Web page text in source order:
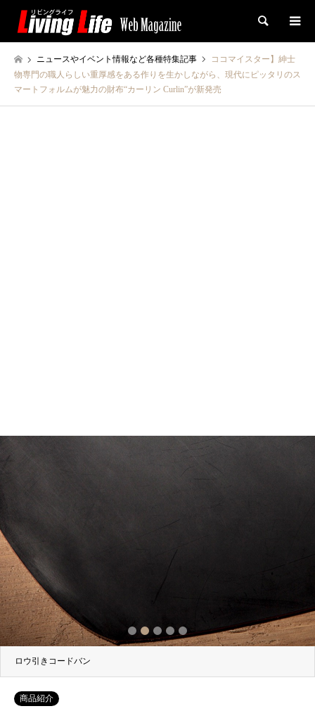
検索
ニュースやイベント情報など各種特集記事
ココマイスター】紳士
物専門の職人らしい重厚感をある作りを生かしながら、現代にピッタリのス
マートフォルムが魅力の財布“カーリン Curlin”が新発売
ロウ引きコードバン
3 4 5
商品紹介